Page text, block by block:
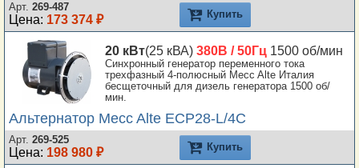
Арт. 269-487
Цена: 173 374 ₽ Купить
20 кВт(25 кВА) 380В / 50Гц 1500 об/мин
Синхронный генератор переменного тока
трехфазный 4-полюсный Mecc Alte Италия
бесщеточный для дизель генератора 1500 об/
мин.
Альтернатор Mecc Alte ECP28-L/4C
Арт. 269-525
Цена: 198 980 ₽ Купить